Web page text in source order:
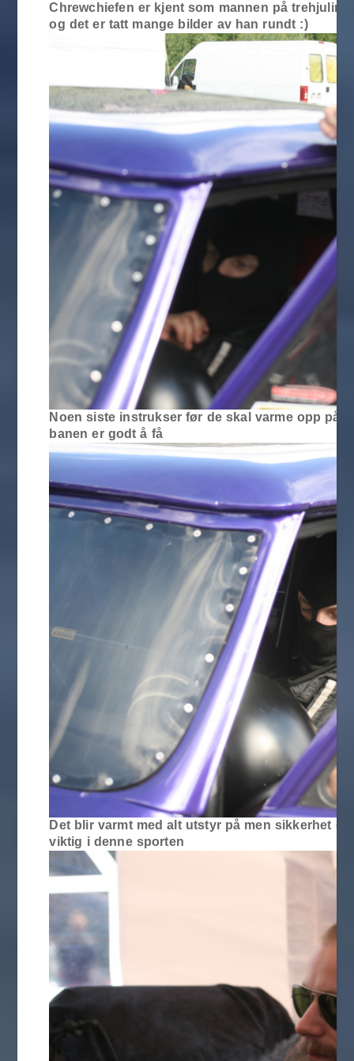
Chrewchiefen er kjent som mannen på
og det er tatt mange bilder av han rundt :)
Noen siste instrukser før de skal varme opp på
banen er godt å få
Det blir varmt med alt utstyr på men sikkerhet er
viktig i denne sporten